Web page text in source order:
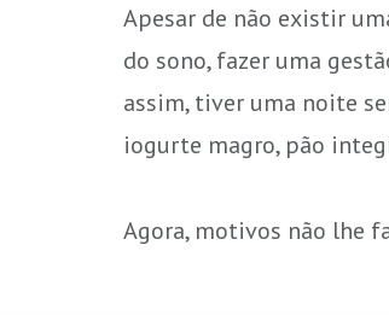
Apesar de não existir
do sono, fazer uma
assim, tiver uma noite
iogurte magro, pão
Agora, motivos não lhe